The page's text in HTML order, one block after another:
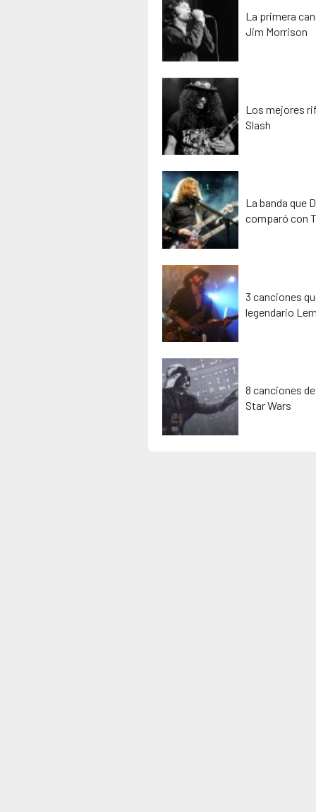
La primera
Jim Morrison
Los mejores
Slash
La banda que
comparó con
3 canciones
legendario
8 canciones
Star Wars